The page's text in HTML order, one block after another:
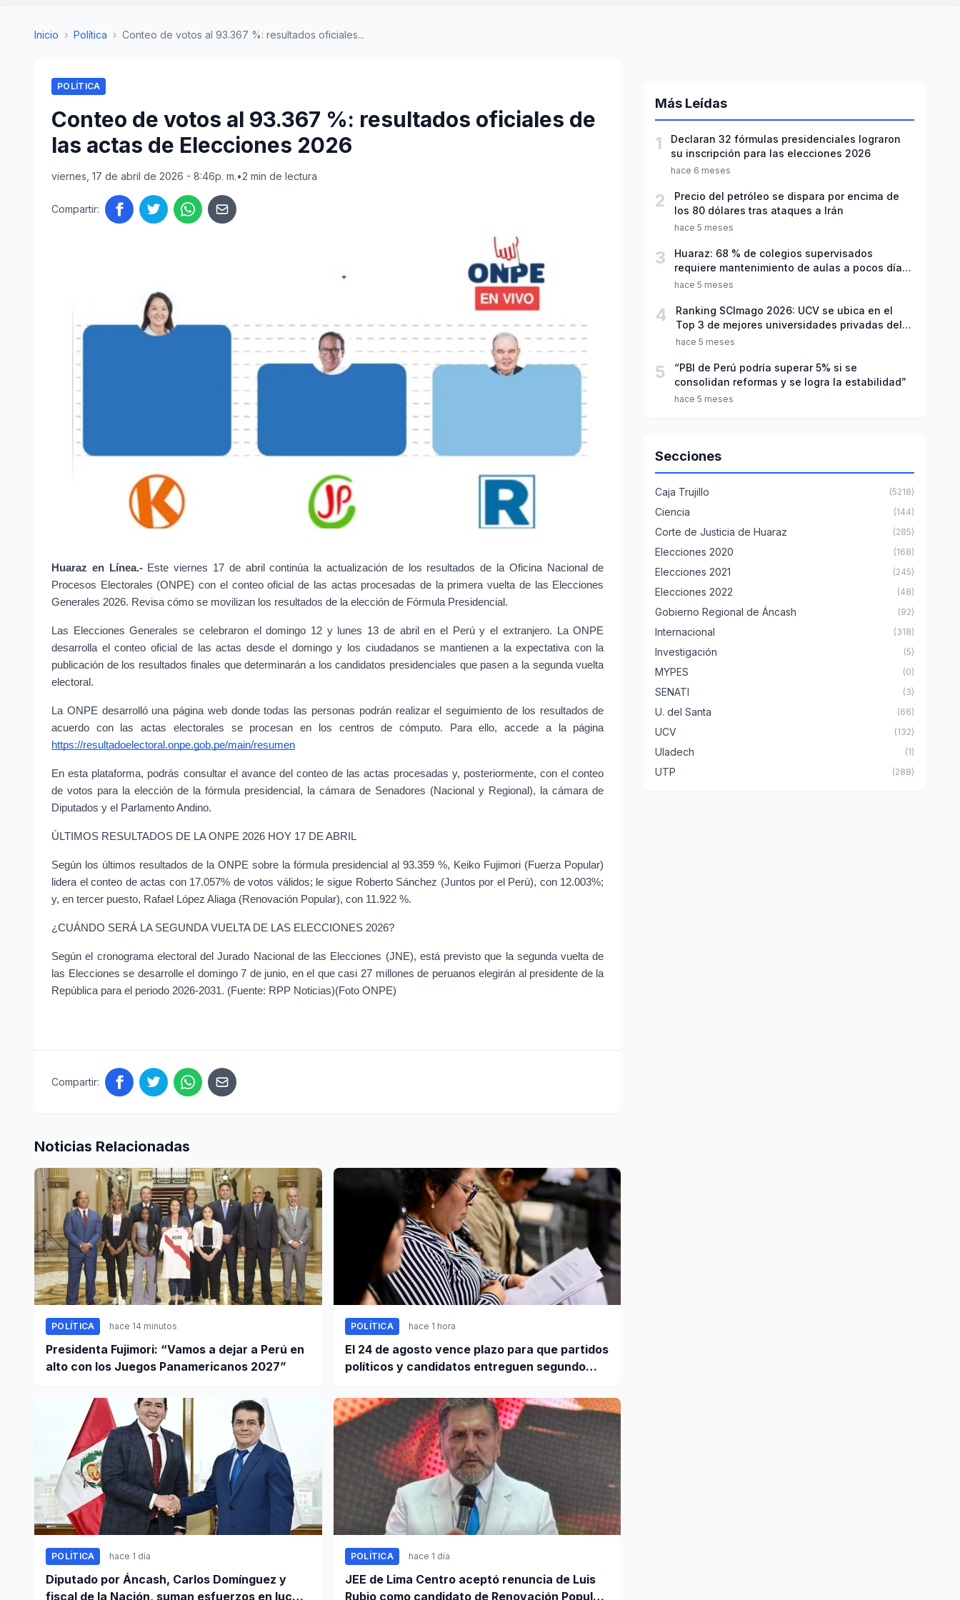
Inicio › Política › Conteo de votos al 93.367 %: resultados oficiales...
POLÍTICA
Conteo de votos al 93.367 %: resultados oficiales de
las actas de Elecciones 2026
viernes, 17 de abril de 2026 - 8:46p. m.•2 min de lectura
Compartir:
Huaraz en Línea.- Este viernes 17 de abril continúa la actualización de los resultados de la Oficina Nacional de
Procesos Electorales (ONPE) con el conteo oficial de las actas procesadas de la primera vuelta de las Elecciones
Generales 2026. Revisa cómo se movilizan los resultados de la elección de Fórmula Presidencial.
Las Elecciones Generales se celebraron el domingo 12 y lunes 13 de abril en el Perú y el extranjero. La ONPE
desarrolla el conteo oficial de las actas desde el domingo y los ciudadanos se mantienen a la expectativa con la
publicación de los resultados finales que determinarán a los candidatos presidenciales que pasen a la segunda vuelta
electoral.
La ONPE desarrolló una página web donde todas las personas podrán realizar el seguimiento de los resultados de
acuerdo con las actas electorales se procesan en los centros de cómputo. Para ello, accede a la página
https://resultadoelectoral.onpe.gob.pe/main/resumen
En esta plataforma, podrás consultar el avance del conteo de las actas procesadas y, posteriormente, con el conteo
de votos para la elección de la fórmula presidencial, la cámara de Senadores (Nacional y Regional), la cámara de
Diputados y el Parlamento Andino.
ÚLTIMOS RESULTADOS DE LA ONPE 2026 HOY 17 DE ABRIL
Según los últimos resultados de la ONPE sobre la fórmula presidencial al 93.359 %, Keiko Fujimori (Fuerza Popular)
lidera el conteo de actas con 17.057% de votos válidos; le sigue Roberto Sánchez (Juntos por el Perú), con 12.003%;
y, en tercer puesto, Rafael López Aliaga (Renovación Popular), con 11.922 %.
¿CUÁNDO SERÁ LA SEGUNDA VUELTA DE LAS ELECCIONES 2026?
Según el cronograma electoral del Jurado Nacional de las Elecciones (JNE), está previsto que la segunda vuelta de
las Elecciones se desarrolle el domingo 7 de junio, en el que casi 27 millones de peruanos elegirán al presidente de la
República para el periodo 2026-2031. (Fuente: RPP Noticias)(Foto ONPE)
Compartir:
Noticias Relacionadas
POLÍTICA hace 14 minutos
Presidenta Fujimori: “Vamos a dejar a Perú en
alto con los Juegos Panamericanos 2027”
POLÍTICA hace 1 hora
El 24 de agosto vence plazo para que partidos
políticos y candidatos entreguen segundo
POLÍTICA hace 1 día
Diputado por Áncash, Carlos Domínguez y
fiscal de la Nación, suman esfuerzos en lucha
POLÍTICA hace 1 día
JEE de Lima Centro aceptó renuncia de Luis
Rubio como candidato de Renovación Popular
Más Leídas
1
Declaran 32 fórmulas presidenciales lograron
su inscripción para las elecciones 2026
hace 6 meses
2
Precio del petróleo se dispara por encima de
los 80 dólares tras ataques a Irán
hace 5 meses
3
Huaraz: 68 % de colegios supervisados
requiere mantenimiento de aulas a pocos días
de inicio del año escolar 2026
hace 5 meses
4
Ranking SCImago 2026: UCV se ubica en el
Top 3 de mejores universidades privadas del
Perú
hace 5 meses
5
“PBI de Perú podría superar 5% si se
consolidan reformas y se logra la estabilidad”
hace 5 meses
Secciones
Caja Trujillo (5218)
Ciencia (144)
Corte de Justicia de Huaraz (285)
Elecciones 2020 (168)
Elecciones 2021 (245)
Elecciones 2022 (48)
Gobierno Regional de Áncash (92)
Internacional (318)
Investigación (5)
MYPES (0)
SENATI (3)
U. del Santa (66)
UCV (132)
Uladech (1)
UTP (288)